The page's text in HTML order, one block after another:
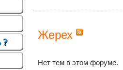
Жерех
Нет тем в этом форуме.